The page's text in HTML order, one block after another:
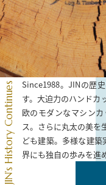
JIN’s History Continues
Since1988。JINの歴
す。大迫力のハンドカ
欧のモダンなマシンカ
ス。さらに丸太の美を
ども建築。多様な建
界にも独自の歩みを進